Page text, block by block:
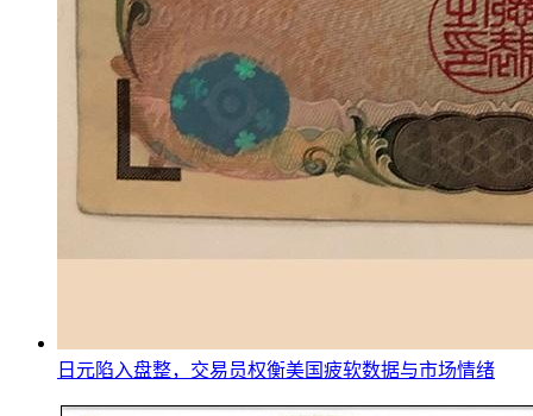
日元陷入盘整，交易员权衡美国疲软数据与市场情绪